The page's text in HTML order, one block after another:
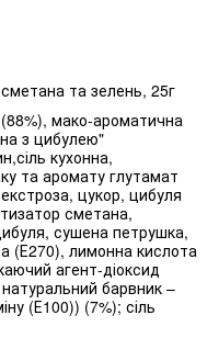
сметана та зелень, 25г
мако-ароматична
з цибулею"
кухонна,
та аромату глутамат
цукор, цибуля
сметана,
сушена петрушка,
(Е270), лимонна кислота
агент-діоксид
барвник –
(Е100)) (7%); сіль